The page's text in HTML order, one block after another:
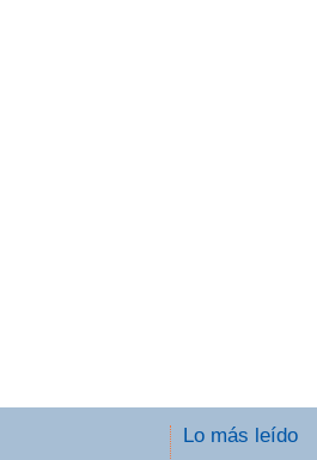
Lo más leído